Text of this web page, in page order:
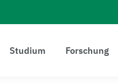
Studium Forschung